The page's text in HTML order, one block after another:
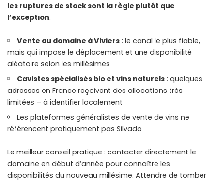
les ruptures de stock sont la règle plutôt que
l’exception.
Vente au domaine à Viviers : le canal le plus fiable,
mais qui impose le déplacement et une disponibilité
aléatoire selon les millésimes
Cavistes spécialisés bio et vins naturels : quelques
adresses en France reçoivent des allocations très
limitées – à identifier localement
Les plateformes généralistes de vente de vins ne
référencent pratiquement pas Silvado
Le meilleur conseil pratique : contacter directement le
domaine en début d’année pour connaître les
disponibilités du nouveau millésime. Attendre de tomber